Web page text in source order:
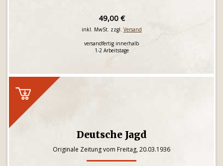
49,00 €
inkl. MwSt. zzgl. Versand
versandfertig innerhalb
1-2 Arbeitstage
Deutsche Jagd
Originale Zeitung vom Freitag, 20.03.1936